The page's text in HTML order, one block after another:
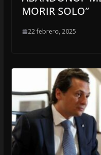
MORIR SOLO”
22 febrero, 2025